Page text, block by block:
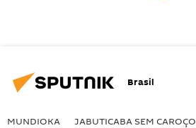
Brasil
MUNDIOKA JABUTICABA SEM CAROÇO